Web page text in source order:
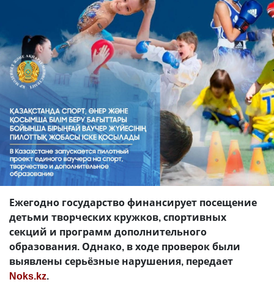
Ежегодно государство финансирует посещение
детьми творческих кружков, спортивных
секций и программ дополнительного
образования. Однако, в ходе проверок были
выявлены серьёзные нарушения, передает
Noks.kz.